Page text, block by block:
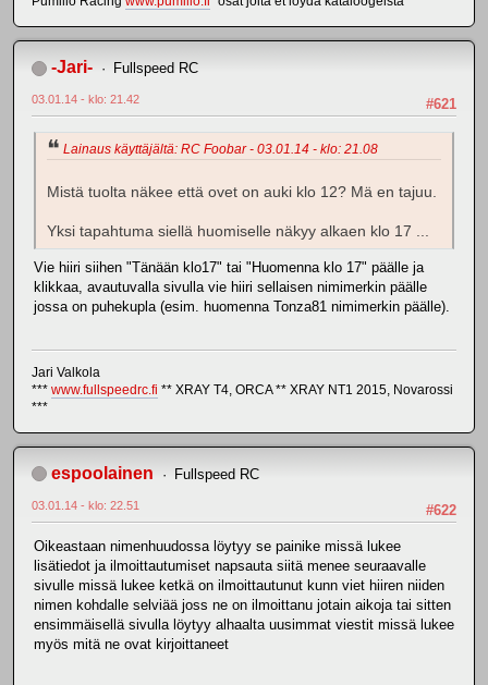
-Jari- Fullspeed RC
#621
03.01.14 - klo: 21.42
Lainaus käyttäjältä: RC Foobar - 03.01.14 - klo: 21.08
Mistä tuolta näkee että ovet on auki klo 12? Mä en tajuu.
Yksi tapahtuma siellä huomiselle näkyy alkaen klo 17 ...
Vie hiiri siihen "Tänään klo17" tai "Huomenna klo 17" päälle ja
klikkaa, avautuvalla sivulla vie hiiri sellaisen nimimerkin päälle
jossa on puhekupla (esim. huomenna Tonza81 nimimerkin päälle).
Jari Valkola
*** www.fullspeedrc.fi ** XRAY T4, ORCA ** XRAY NT1 2015, Novarossi
***
espoolainen Fullspeed RC
#622
03.01.14 - klo: 22.51
Oikeastaan nimenhuudossa löytyy se painike missä lukee
lisätiedot ja ilmoittautumiset napsauta siitä menee seuraavalle
sivulle missä lukee ketkä on ilmoittautunut kunn viet hiiren niiden
nimen kohdalle selviää joss ne on ilmoittanu jotain aikoja tai sitten
ensimmäisellä sivulla löytyy alhaalta uusimmat viestit missä lukee
myös mitä ne ovat kirjoittaneet